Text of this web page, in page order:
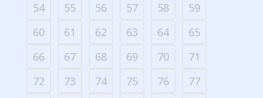
54
55 56 57 58
59
60
61 62 63 64
65
66
67 68 69 70
71
72
73 74 75 76
77